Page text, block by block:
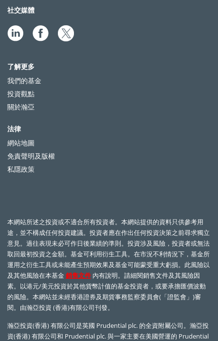
社交媒體
了解更多
我們的基金
投資觀點
關於瀚亞
法律
網站地圖
免責聲明及版權
私隱政策
本網站所述之投資或不適合所有投資者。本網站提供的資料只供參考用
途，並不構成任何投資建議。投資者應在作出任何投資決策之前尋求獨立
意見。過往表現未必可作日後業績的準則。投資涉及風險，投資者或無法
取回最初投資之金額。基金可利用衍生工具。在市況不利情況下，基金所
運用之衍生工具或未能產生預期效果及基金可能蒙受重大虧損。此風險以
及其他風險在本基金 銷售文件 內有說明。請細閱銷售文件及其風險因
素。以港元/美元投資於其他貨幣計值的基金投資者，或要承擔匯價波動
的風險。本網站並未經香港證券及期貨事務監察委員會(「證監會」)審
閱。由瀚亞投資 (香港)有限公司刊發。
瀚亞投資(香港) 有限公司是英國 Prudential plc. 的全資附屬公司。瀚亞投
資(香港) 有限公司和 Prudential plc.與一家主要在美國營運的 Prudential